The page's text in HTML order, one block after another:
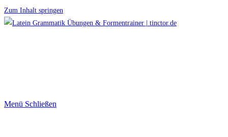
Zum Inhalt springen
Menü Schließen